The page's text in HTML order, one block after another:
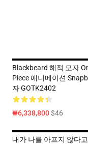
Blackbeard 해적 모자
Piece 애니메이션
자 GOTK2402
₩6,338,800$46
내가 나를 아프지 않다